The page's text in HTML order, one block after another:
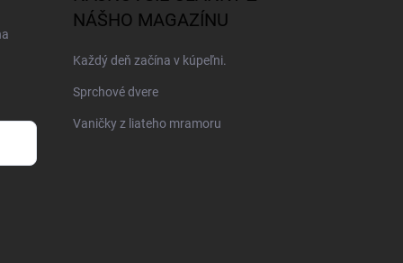
NÁŠHO MAGAZÍNU
Každý deň začína v kúpeľni.
Sprchové dvere
Vaničky z liateho mramoru